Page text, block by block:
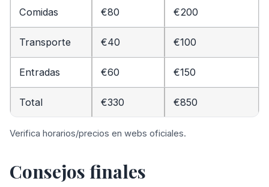
Comidas €80 €200
Transporte €40 €100
Entradas €60 €150
Total €330 €850
Verifica horarios/precios en webs oficiales.
Consejos finales